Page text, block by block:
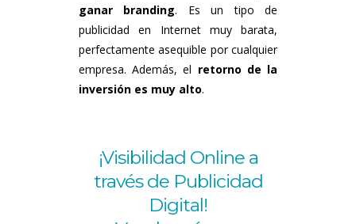
ganar branding. Es un tipo de
publicidad en Internet muy barata,
perfectamente asequible por cualquier
empresa. Además, el retorno de la
inversión es muy alto.
¡Visibilidad Online a
través de Publicidad
Digital!